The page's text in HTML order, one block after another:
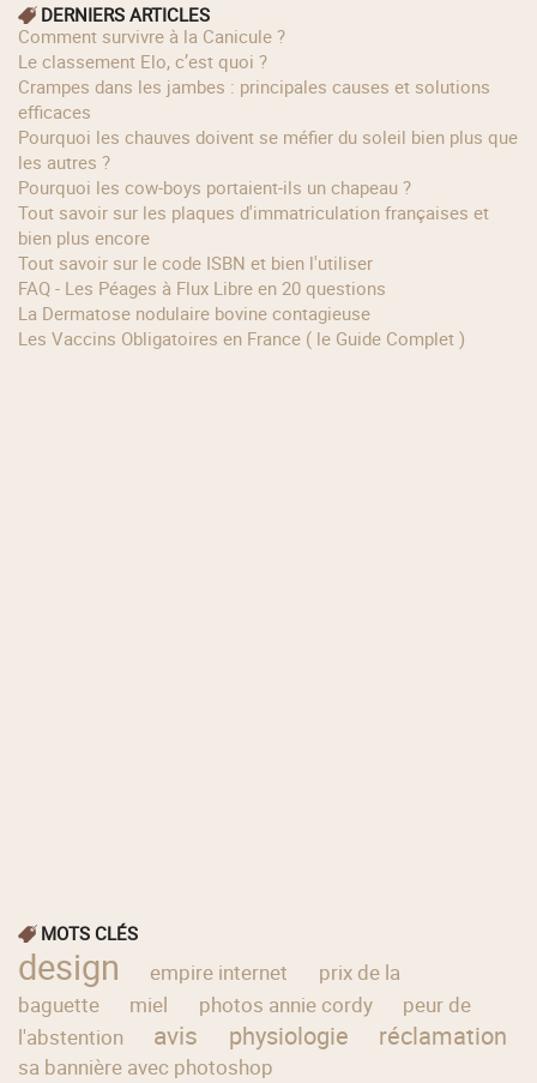
DERNIERS ARTICLES
Comment survivre à la Canicule ?
Le classement Elo, c’est quoi ?
Crampes dans les jambes : principales causes et solutions
efficaces
Pourquoi les chauves doivent se méfier du soleil bien plus que
les autres ?
Pourquoi les cow‑boys portaient‑ils un chapeau ?
Tout savoir sur les plaques d'immatriculation françaises et
bien plus encore
Tout savoir sur le code ISBN et bien l'utiliser
FAQ - Les Péages à Flux Libre en 20 questions
La Dermatose nodulaire bovine contagieuse
Les Vaccins Obligatoires en France ( le Guide Complet )
MOTS CLÉS
design empire internet
prix de la
baguette
miel photos annie cordy
peur de
l'abstention
avis physiologie réclamation
sa bannière avec photoshop